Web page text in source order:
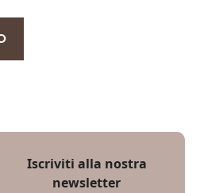
Iscriviti alla nostra
newsletter